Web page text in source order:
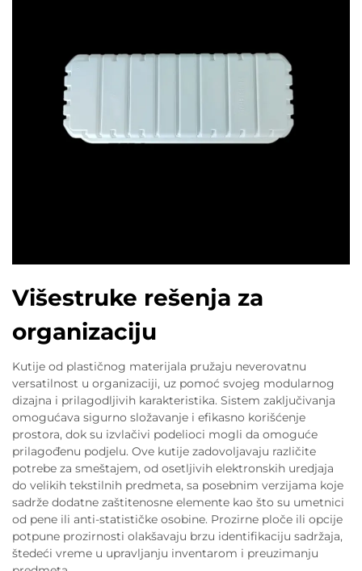
Višestruke rešenja za
organizaciju
Kutije od plastičnog materijala pružaju neverovatnu
versatilnost u organizaciji, uz pomoć svojeg modularnog
dizajna i prilagodljivih karakteristika. Sistem zaključivanja
omogućava sigurno složavanje i efikasno korišćenje
prostora, dok su izvlačivi podelioci mogli da omoguće
prilagođenu podjelu. Ove kutije zadovoljavaju različite
potrebe za smeštajem, od osetljivih elektronskih uredjaja
do velikih tekstilnih predmeta, sa posebnim verzijama koje
sadrže dodatne zaštitenosne elemente kao što su umetnici
od pene ili anti-statističke osobine. Prozirne ploče ili opcije
potpune prozirnosti olakšavaju brzu identifikaciju sadržaja,
štedeći vreme u upravljanju inventarom i preuzimanju